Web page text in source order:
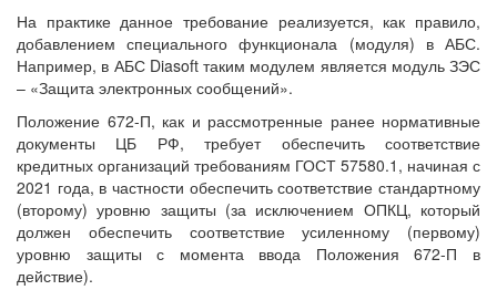
На практике данное требование реализуется, как правило,
добавлением специального функционала (модуля) в АБС.
Например, в АБС Diasoft таким модулем является модуль ЗЭС
– «Защита электронных сообщений».
Положение 672-П, как и рассмотренные ранее нормативные
документы ЦБ РФ, требует обеспечить соответствие
кредитных организаций требованиям ГОСТ 57580.1, начиная с
2021 года, в частности обеспечить соответствие стандартному
(второму) уровню защиты (за исключением ОПКЦ, который
должен обеспечить соответствие усиленному (первому)
уровню защиты с момента ввода Положения 672-П в
действие).